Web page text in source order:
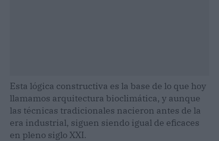
Esta lógica constructiva es la base de lo que hoy
llamamos arquitectura bioclimática, y aunque
las técnicas tradicionales nacieron antes de la
era industrial, siguen siendo igual de eficaces
en pleno siglo XXI.